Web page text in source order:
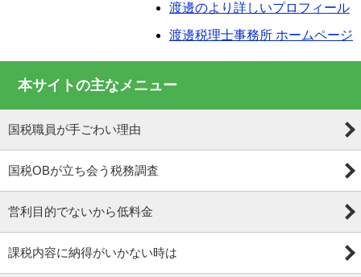
渡邊のより詳しいプロフィール
渡邊税理士事務所 ホームページ
本サイトの主なメニュー
国税職員が手ごわい理由
国税OBが立ち会う税務調査
営利目的でないから低料金
課税内容に納得がいかない時は